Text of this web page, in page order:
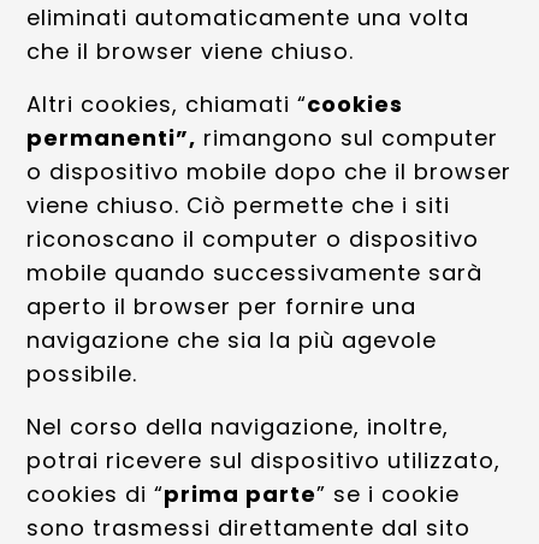
eliminati automaticamente una volta
che il browser viene chiuso.
Altri cookies, chiamati “cookies
permanenti”, rimangono sul computer
o dispositivo mobile dopo che il browser
viene chiuso. Ciò permette che i siti
riconoscano il computer o dispositivo
mobile quando successivamente sarà
aperto il browser per fornire una
navigazione che sia la più agevole
possibile.
Nel corso della navigazione, inoltre,
potrai ricevere sul dispositivo utilizzato,
cookies di “prima parte” se i cookie
sono trasmessi direttamente dal sito